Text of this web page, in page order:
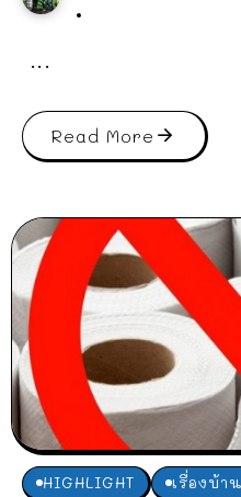
...
Read More
HIGHLIGHT เรื่องบ้า